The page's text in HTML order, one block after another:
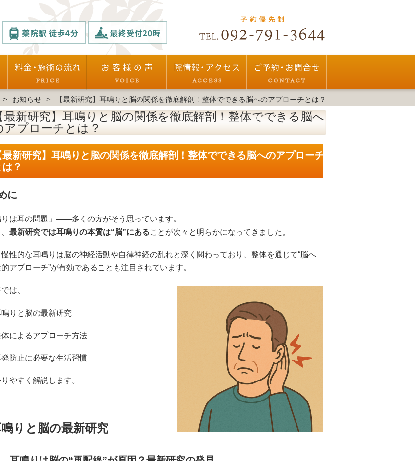
お知らせ 【最新研究】耳鳴りと脳の関係を徹底解剖！整体でできる脳へのアプローチとは？
最新研究】耳鳴りと脳の関係を徹底解剖！整体でできる脳へ
アプローチとは？
最新研究】耳鳴りと脳の関係を徹底解剖！整体でできる脳へのアプローチ
は？
に
りは耳の問題」――多くの方がそう思っています。
最新研究では耳鳴りの本質は“脳”にあることが次々と明らかになってきました。
性的な耳鳴りは脳の神経活動や自律神経の乱れと深く関わっており、整体を通じて“脳へ
アプローチ”が有効であることも注目されています。
は、
りと脳の最新研究
によるアプローチ方法
防止に必要な生活習慣
やすく解説します。
りと脳の最新研究